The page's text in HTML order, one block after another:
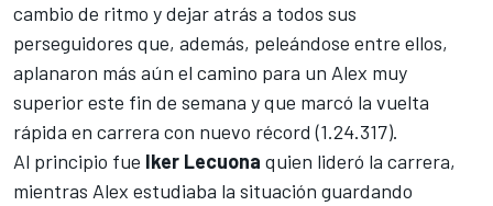
cambio de ritmo y dejar atrás a todos sus
perseguidores que, además, peleándose entre ellos,
aplanaron más aún el camino para un Alex muy
superior este fin de semana y que marcó la vuelta
rápida en carrera con nuevo récord (1.24.317).
Al principio fue Iker Lecuona quien lideró la carrera,
mientras Alex estudiaba la situación guardando